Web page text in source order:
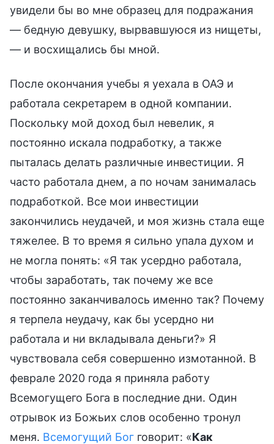
увидели бы во мне образец для подражания
— бедную девушку, вырвавшуюся из нищеты,
— и восхищались бы мной.
После окончания учебы я уехала в ОАЭ и
работала секретарем в одной компании.
Поскольку мой доход был невелик, я
постоянно искала подработку, а также
пыталась делать различные инвестиции. Я
часто работала днем, а по ночам занималась
подработкой. Все мои инвестиции
закончились неудачей, и моя жизнь стала еще
тяжелее. В то время я сильно упала духом и
не могла понять: «Я так усердно работала,
чтобы заработать, так почему же все
постоянно заканчивалось именно так? Почему
я терпела неудачу, как бы усердно ни
работала и ни вкладывала деньги?» Я
чувствовала себя совершенно измотанной. В
феврале 2020 года я приняла работу
Всемогущего Бога в последние дни. Один
отрывок из Божьих слов особенно тронул
меня. Всемогущий Бог говорит: «Как